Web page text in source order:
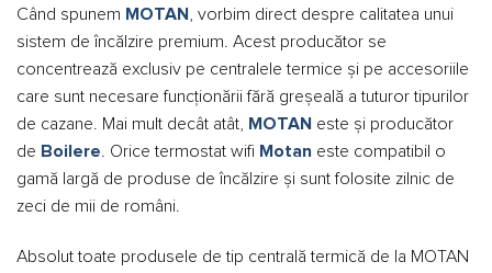
Când spunem MOTAN
, vorbim direct despre calitatea unui
sistem de încălzire premium. Acest producător se
concentrează exclusiv pe centralele termice și pe accesoriile
care sunt necesare funcționării fără greșeală a tuturor tipurilor
de cazane. Mai mult decât atât,
MOTAN este și producător
de Boilere . Orice termostat wifi Motan este compatibil o
gamă largă de produse de încălzire și sunt folosite zilnic de
zeci de mii de români.
Absolut toate produsele de tip centrală termică de la MOTAN